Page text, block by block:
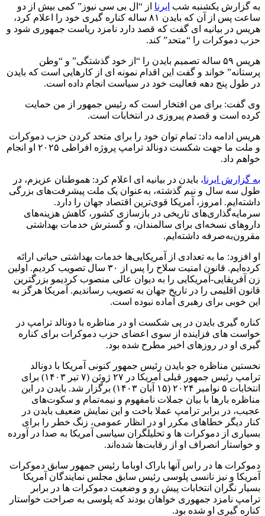
به گزارش یکشنبه شب ایرنا از “ال بی سی نیوز” کمی بیش از دو
ساعت پس از آن که بایدن ۸۱ ساله کناره گیری خود را اعلام کرد،
هریس در بیانیه ای گفت که قصد دارد نامزد ریاست جمهوری شود و
حزب دموکرات را “متحد” کند.
هریس ۵۹ ساله تصمیم بایدن را “از خود گذشتگی” و “وطن
پرستانه” خواند و گفت این اقدام نمونه ای از کارهایی است که بایدن
در طول پنج دهه فعالیت خود در سیاست انجام داده است.
وی گفت: برای من افتخار است که رئیس جمهور از من حمایت
کرده است و قصدم پیروزی در انتخابات است.
هریس ادامه داد: تمام توان خود را برای متحد کردن حزب دموکرات
و ملت ما جهت شکست دونالد ترامپ پروژه افراطی ۲۰۲۵ او انجام
خواهم داد.
به گزارش ایرنا، بایدن در بیانیه ای اعلام کرد: هموطنان عزیزم، در
طول سه سال و نیم گذشته، به‌عنوان یک ملت پیشرفت‌های بزرگی
داشته‌ایم. امروز، آمریکا قوی‌ترین اقتصاد جهان را دارد.
سرمایه‌گذاری‌های تاریخی در بازسازی کشور، کاهش هزینه‌های
داروهای نسخه‌ای برای سالمندان، و گسترش خدمات بهداشتی
مقرون‌به‌صرفه داشته‌ایم.
او افزود: ما به تعدادی از آمریکایی‌ها خدمات بهداشتی حیاتی ارائه
کرده‌ایم. قانون امنیت سلاح را پس از ۳۰ سال تصویب کردیم. اولین
زن آفریقایی-آمریکایی را به دیوان عالی منصوب کردیمو بزرگترین
قانون اقلیمی را در تاریخ جهان به تصویب رساندیم. آمریکا هرگز به
این خوبی برای رهبری آماده نبوده است.
کناره گیری بایدن در پی شکست او در مناظره با دونالد ترامپ در
خواست های فزاینده از سوی اعضای حزب دموکرات برای کناره
گیری او در روزهای اخیر مطرح شده بود.
نخستین مناظره جو بایدن رئیس جمهور کنونی آمریکا با دونالد
ترامپ رئیس جمهور قبلی آمریکا در ۲۷ ژوئن (۷ تیر ۱۴۰۳) برای
انتخابات ۵ نوامبر ۲۰۲۴ (۱۵ آبان ۱۴۰۳) برگزار شد. بایدن در این
مناظره بارها با بیان جملات نامفهوم و نیمه‌تمام و سکوت‌های
عجیب، در برابر ترامپ عملا باخت و این نمایش ضعیف بایدن در
کنار دیگر خطاهای مکرر او در انظار عمومی، زنگ خطر را برای
بسیاری از دموکرات ها و تحلیلگران سیاسی آمریکا به صدا در آورده
و خواستار انصراف او از رقابت‌ها شده‌اند.
دموکرات ها در راس آنها باراک اوباما رئیس جمهور سابق دموکرات
آمریکا و نیز نانسی پلوسی رئیس سابق مجلس نمایندگان آمریکا
بسیار نگران انتخابات پیش رو و وضعیت دموکرات ها در برابر
ترامپ نامزد جمهوری خواهان بودند که پلوسی به صراحت خواستار
کناره گیری او شده بود.